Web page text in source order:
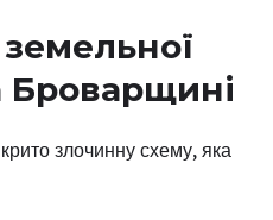
Броварщині
злочинну схему, яка